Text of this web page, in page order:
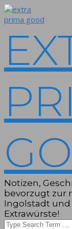
Skip
to
Notizen,
bevorzugt zur
Ingolstadt
Extrawürste!
Search